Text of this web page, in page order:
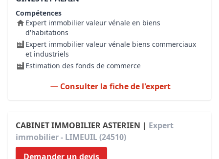
Compétences
Expert immobilier valeur vénale en biens
d'habitations
Expert immobilier valeur vénale biens commerciaux
et industriels
Estimation des fonds de commerce
Consulter la fiche de l'expert
CABINET IMMOBILIER ASTERIEN | Expert
immobilier - LIMEUIL (24510)
Demander un devis